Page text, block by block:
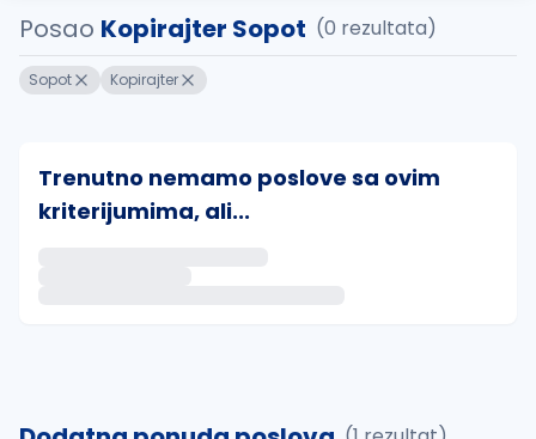
Posao Kopirajter Sopot (0 rezultata)
Sopot Kopirajter
Trenutno nemamo poslove sa ovim
kriterijumima, ali...